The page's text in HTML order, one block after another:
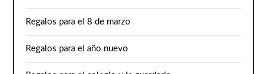
Regalos para el 8 de marzo
Regalos para el año nuevo